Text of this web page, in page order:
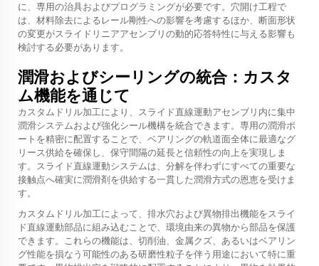
に、専用の治具およびプログラミングが必要です。穴開け工程で
は、材料除去によるレール剛性への影響を考慮するほか、断面形状
の変更がスライドリニアアセンブリの動的応答特性に与える影響も
検討する必要があります。
潤滑およびシーリングの統合：カスタ
ム機能を通じて
カスタムドリル加工により、スライド直線運動アセンブリ内に集中
潤滑システムおよび強化シール機構を統合できます。専用の潤滑ポ
ートを精密に配置することで、ベアリングの軌道面全体に最適なグ
リース供給を確保し、保守間隔の延長と信頼性の向上を実現しま
す。スライド直線運動システムは、分解を伴わずにすべての重要な
接触点へ確実に潤滑剤を供給する一貫した潤滑方式の恩恵を受けま
す。
カスタムドリル加工によって、排水穴および異物排出機能をスライ
ド直線運動部品に組み込むことで、環境由来の異物から部品を保護
できます。これらの機能は、切削油、金属クズ、あるいはベアリン
グ性能を損なう可能性のある研磨性粒子を伴う用途において特に重